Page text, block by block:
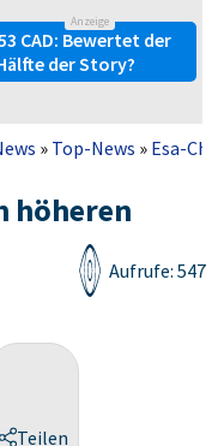
Anzeige
CAD: Bewertet der
der Story?
» Top-News » Esa-
höheren
Aufrufe: 547
Teilen